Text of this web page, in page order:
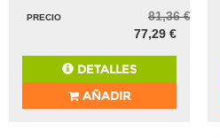
PRECIO
81,36 €
77,29 €
DETALLES
AÑADIR